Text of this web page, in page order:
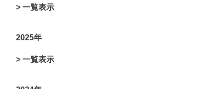
> 一覧表示
2025年
> 一覧表示